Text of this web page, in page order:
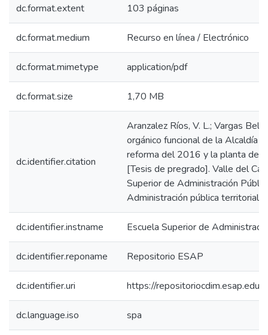
dc.format.extent 103 páginas
dc.format.medium Recurso en línea / Electrónico
dc.format.mimetype application/pdf
dc.format.size 1,70 MB
dc.identifier.citation
Aranzalez Ríos, V. L.; Vargas
orgánico funcional de la Alcaldía
reforma del 2016 y la planta de
[Tesis de pregrado]. Valle del
Superior de Administración
Administración pública territorial.
dc.identifier.instname Escuela Superior de
dc.identifier.reponame Repositorio ESAP
dc.identifier.uri https://
dc.language.iso spa